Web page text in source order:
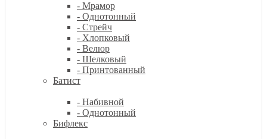
- Мрамор
- Однотонный
- Стрейч
- Хлопковый
- Велюр
- Шелковый
- Принтованный
Батист
- Набивной
- Однотонный
Бифлекс